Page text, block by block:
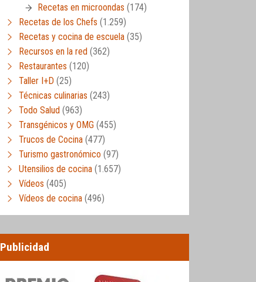
Recetas en microondas (174)
Recetas de los Chefs (1.259)
Recetas y cocina de escuela (35)
Recursos en la red (362)
Restaurantes (120)
Taller I+D (25)
Técnicas culinarias (243)
Todo Salud (963)
Transgénicos y OMG (455)
Trucos de Cocina (477)
Turismo gastronómico (97)
Utensilios de cocina (1.657)
Vídeos (405)
Vídeos de cocina (496)
Publicidad